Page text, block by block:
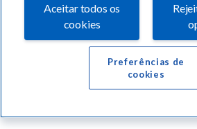
Aceitar todos os
cookies
Preferências de
cookies